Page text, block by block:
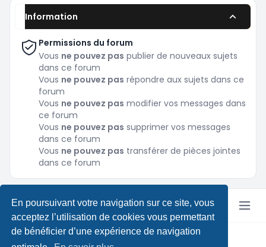
En poursuivant votre navigation sur ce site, vous
acceptez l’utilisation de cookies vous permettant
de bénéficier d’une expérience de navigation
Information
Permissions du forum
Vous ne pouvez pas publier de nouveaux sujets
dans ce forum
Vous ne pouvez pas répondre aux sujets dans ce
forum
Vous ne pouvez pas modifier vos messages dans
ce forum
Vous ne pouvez pas supprimer vos messages
dans ce forum
Vous ne pouvez pas transférer de pièces jointes
dans ce forum
Copyright © Pokeforum 2026